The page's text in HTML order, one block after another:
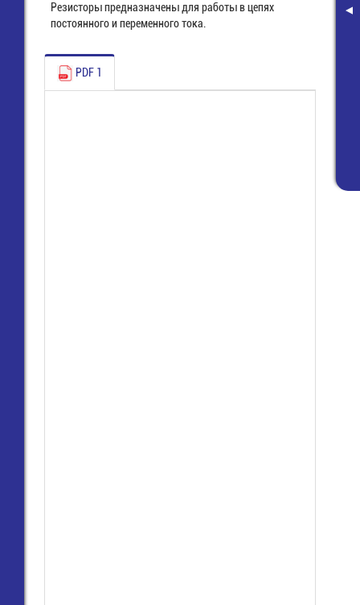
135,00
Резисторы предназначены для работы в цепях
постоянного и переменного тока.
PDF 1